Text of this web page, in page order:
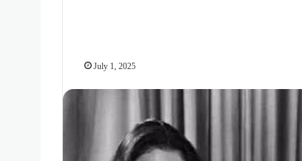
July 1, 2025